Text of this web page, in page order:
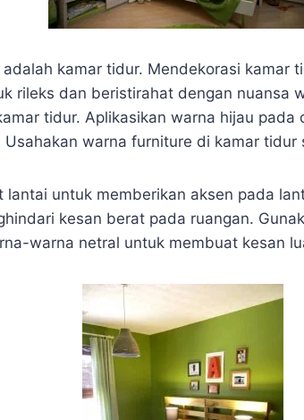
kamar tidur. Mendekorasi kamar
rileks dan beristirahat dengan nuansa
tidur. Aplikasikan warna hijau pada
warna furniture di kamar tidur
lantai untuk memberikan aksen pada
kesan berat pada ruangan.
warna netral untuk membuat kesan